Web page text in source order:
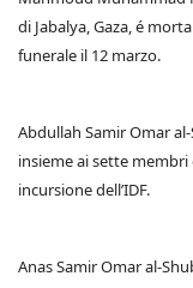
di Jabalya, Gaza, é
funerale il 12 marzo.
Abdullah Samir Omar
insieme ai sette
incursione dell’IDF.
Anas Samir Omar al-